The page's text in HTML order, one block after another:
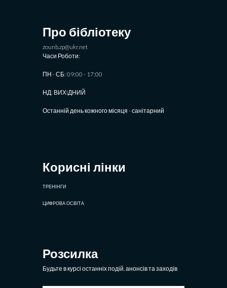
Про бібліотеку
zounb.zp@ukr.net
Часи Роботи:
ПН - СБ: 09:00 - 17:00
НД: ВИХIДНИЙ
Останній день кожного місяця - санітарний
Корисні лінки
ТРЕНІНГИ
ЦИФРОВА ОСВІТА
Розсилка
Будьте в курсі останніх подій, анонсів та заходів